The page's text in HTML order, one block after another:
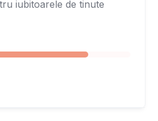
iubitoarele de tinute